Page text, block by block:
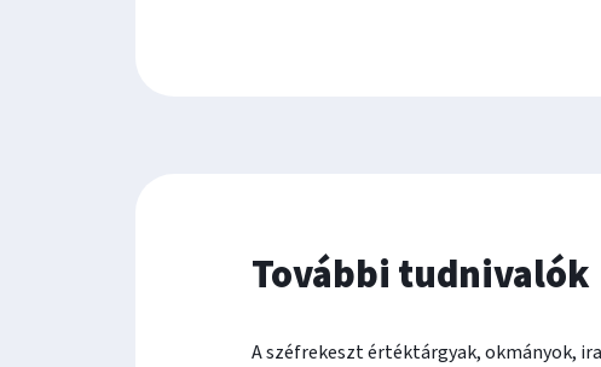
További tudnivalók
A széfrekeszt értéktárgyak, okmányok,